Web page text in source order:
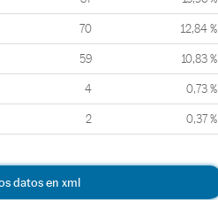
70 12,84 %
59 10,83 %
4 0,73 %
2 0,37 %
datos en xml